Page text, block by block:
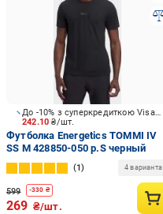
242.10₴/шт.
До -10% з суперкредиткою Visa Вигода
Футболка Energetics TOMMI IV
SS M 428850-050 р.S черный
1 4 варианта
599 -330 ₴
269 ₴/шт.